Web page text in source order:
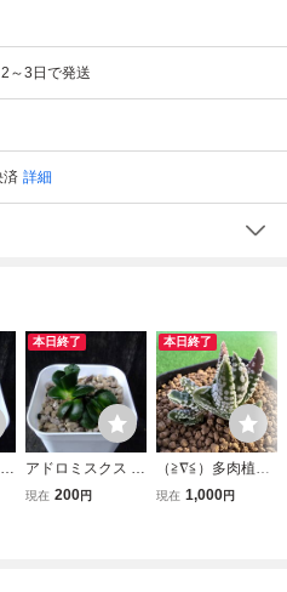
～3日で発送
済 詳細
本日終了
アドロミスクス ク
ーペリー 白肌 ポ
現在 200円
本日終了
（≧∇≦）多肉植物
ハオルチア ダル
現在 1,000円